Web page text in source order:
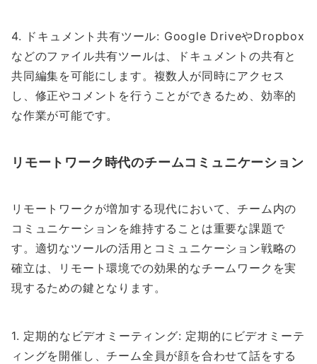
4. ドキュメント共有ツール: Google DriveやDropbox
などのファイル共有ツールは、ドキュメントの共有と
共同編集を可能にします。複数人が同時にアクセス
し、修正やコメントを行うことができるため、効率的
な作業が可能です。
リモートワーク時代のチームコミュニケーション
リモートワークが増加する現代において、チーム内の
コミュニケーションを維持することは重要な課題で
す。適切なツールの活用とコミュニケーション戦略の
確立は、リモート環境での効果的なチームワークを実
現するための鍵となります。
1. 定期的なビデオミーティング: 定期的にビデオミーテ
ィングを開催し、チーム全員が顔を合わせて話をする